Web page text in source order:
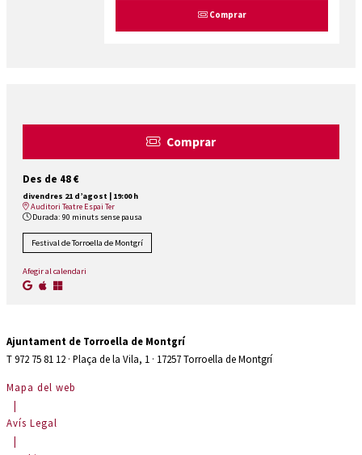
Comprar
Comprar
Des de Des de
48 €
divendres 21 d’agost
19:00 h
Auditori Teatre Espai Ter
Durada: 90 minuts sense pausa
Festival de Torroella de Montgrí
Afegir al calendari
Ajuntament de Torroella de Montgrí
T 972 75 81 12 · Plaça de la Vila, 1 · 17257 Torroella de Montgrí
Mapa del web
|
Avís Legal
|